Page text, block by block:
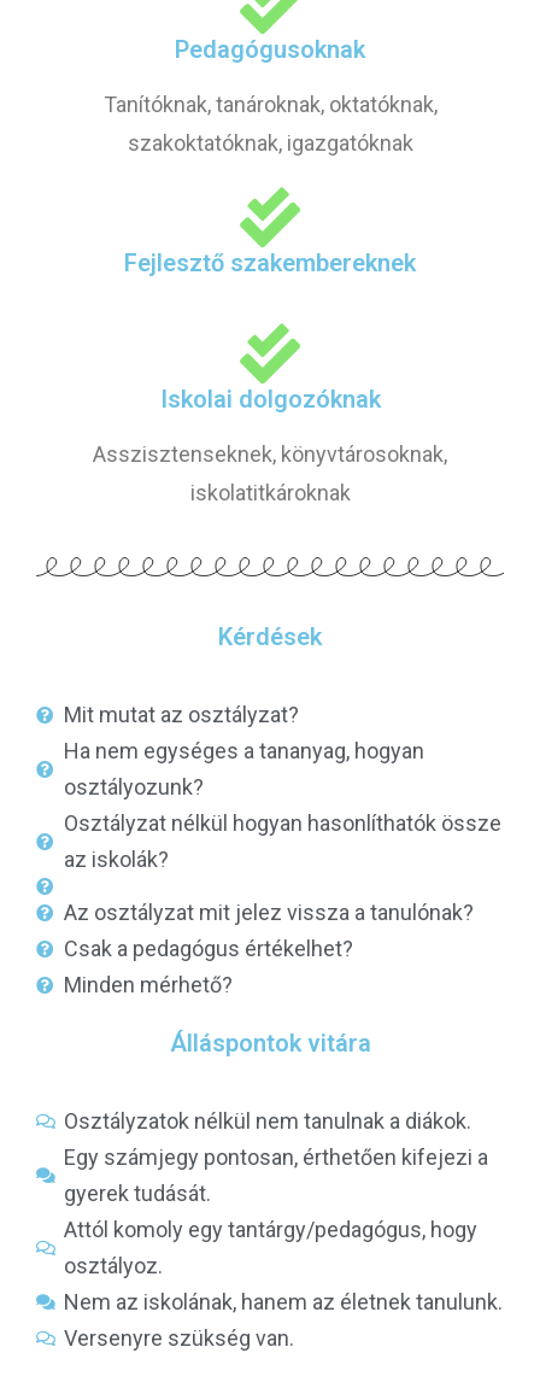
Pedagógusoknak
Tanítóknak, tanároknak, oktatóknak,
szakoktatóknak, igazgatóknak
Fejlesztő szakembereknek
Iskolai dolgozóknak
Asszisztenseknek, könyvtárosoknak,
iskolatitkároknak
Kérdések
Mit mutat az osztályzat?
Ha nem egységes a tananyag, hogyan
osztályozunk?
Osztályzat nélkül hogyan hasonlíthatók össze
az iskolák?
Az osztályzat mit jelez vissza a tanulónak?
Csak a pedagógus értékelhet?
Minden mérhető?
Álláspontok vitára
Osztályzatok nélkül nem tanulnak a diákok.
Egy számjegy pontosan, érthetően kifejezi a
gyerek tudását.
Attól komoly egy tantárgy/pedagógus, hogy
osztályoz.
Nem az iskolának, hanem az életnek tanulunk.
Versenyre szükség van.